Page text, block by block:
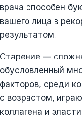
врача способен
вашего лица в
результатом.
Старение —
обусловленный
факторов, среди
с возрастом,
коллагена и